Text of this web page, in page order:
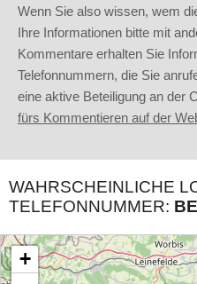
Wenn Sie also wissen, wem
Ihre Informationen bitte mit
Kommentare erhalten Sie
Telefonnummern, die Sie
eine aktive Beteiligung an der
fürs Kommentieren auf der
WAHRSCHEINLICHE
TELEFONNUMMER: